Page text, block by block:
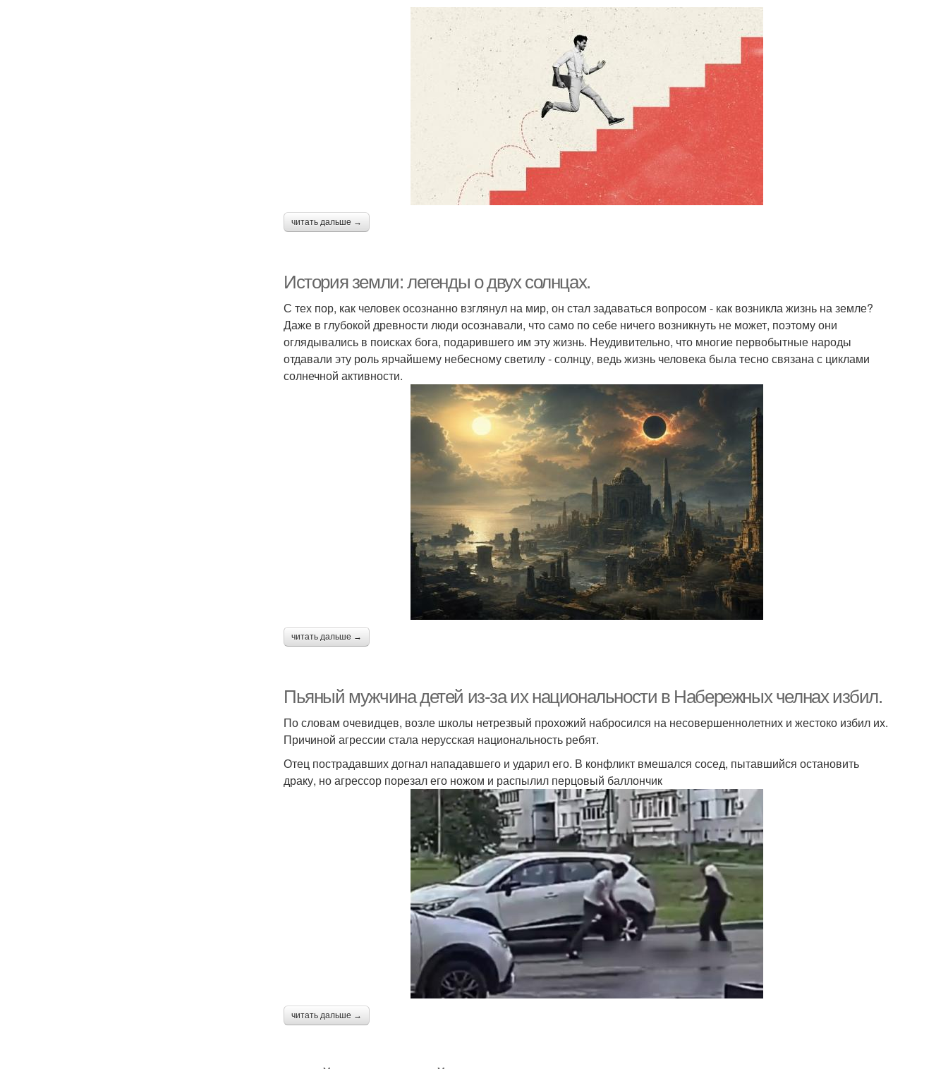
читать дальше →
История земли: легенды о двух солнцах.
С тех пор, как человек осознанно взглянул на мир, он стал задаваться вопросом - как возникла жизнь на земле?
Даже в глубокой древности люди осознавали, что само по себе ничего возникнуть не может, поэтому они
оглядывались в поисках бога, подарившего им эту жизнь. Неудивительно, что многие первобытные народы
отдавали эту роль ярчайшему небесному светилу - солнцу, ведь жизнь человека была тесно связана с циклами
солнечной активности.
читать дальше →
Пьяный мужчина детей из-за их национальности в Набережных челнах избил.
По словам очевидцев, возле школы нетрезвый прохожий набросился на несовершеннолетних и жестоко избил их.
Причиной агрессии стала нерусская национальность ребят.
Отец пострадавших догнал нападавшего и ударил его. В конфликт вмешался сосед, пытавшийся остановить
драку, но агрессор порезал его ножом и распылил перцовый баллончик
читать дальше →